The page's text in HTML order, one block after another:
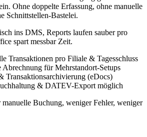
Ohne doppelte Erfassung, ohne manuelle
Schnittstellen-Bastelei.
ins DMS, Reports laufen sauber pro
spart messbar Zeit.
Transaktionen pro Filiale & Tagesschluss
Abrechnung für Mehrstandort-Setups
Transaktionsarchivierung (eDocs)
& DATEV-Export möglich
manuelle Buchung, weniger Fehler, weniger